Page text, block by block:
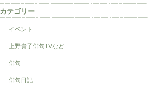
カテゴリー
イベント
上野貴子俳句TVなど
俳句
俳句日記